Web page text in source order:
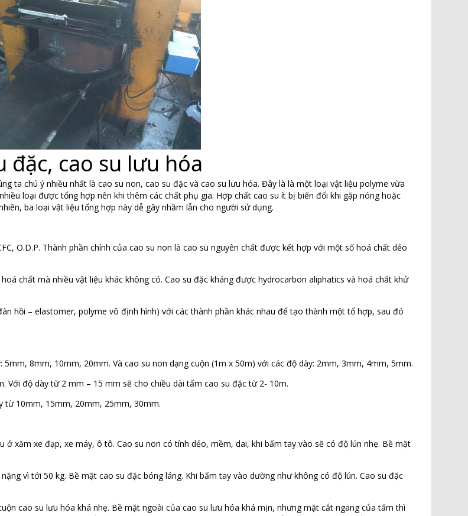
đặc, cao su lưu hóa
ta chú ý nhiều nhất là cao su non, cao su đặc và cao su lưu hóa. Đây là là một loại vật liệu polyme vừa
loại được tổng hợp nên khi thêm các chất phụ gia. Hợp chất cao su ít bị biến đổi khi gặp nóng hoặc
ba loại vật liệu tổng hợp này dễ gây nhầm lẫn cho người sử dụng.
O.D.P. Thành phần chính của cao su non là cao su nguyên chất được kết hợp với một số hoá chất dẻo
chất mà nhiều vật liệu khác không có. Cao su đặc kháng được hydrocarbon aliphatics và hoá chất khử
hồi – elastomer, polyme vô định hình) với các thành phần khác nhau để tạo thành một tổ hợp, sau đó
8mm, 10mm, 20mm. Và cao su non dạng cuộn (1m x 50m) với các độ dày: 2mm, 3mm, 4mm, 5mm.
Với độ dày từ 2 mm – 15 mm sẽ cho chiều dài tấm cao su đặc từ 2- 10m.
từ 10mm, 15mm, 20mm, 25mm, 30mm.
xăm xe đạp, xe máy, ô tô. Cao su non có tính dẻo, mềm, dai, khi bấm tay vào sẽ có độ lún nhẹ. Bề mặt
vì tới 50 kg. Bề mặt cao su đặc bóng láng. Khi bấm tay vào dường như không có độ lún. Cao su đặc
cao su lưu hóa khá nhẹ. Bề mặt ngoài của cao su lưu hóa khá mịn, nhưng mặt cắt ngang của tấm thì